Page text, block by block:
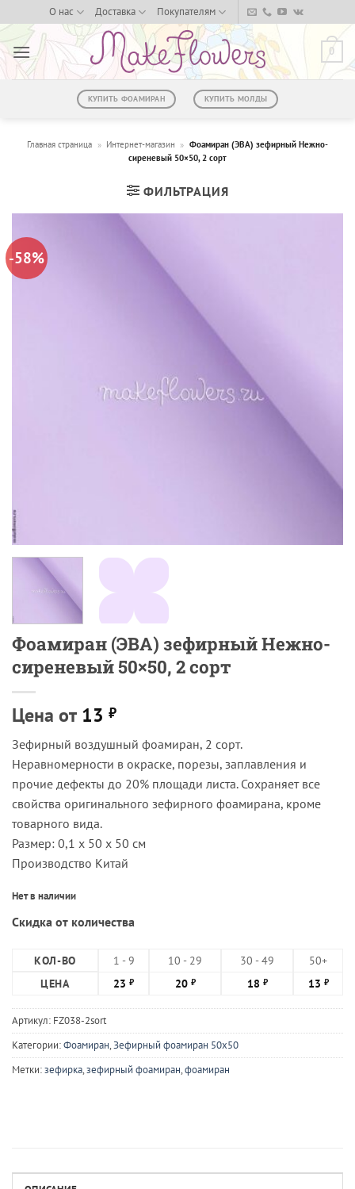
to
content
О нас Доставка Покупателям
0
КУПИТЬ ФОАМИРАН КУПИТЬ МОЛДЫ
Главная страница » Интернет-магазин » Фоамиран (ЭВА) зефирный Нежно-
сиреневый 50×50, 2 сорт
ФИЛЬТРАЦИЯ
-58%
Фоамиран (ЭВА) зефирный Нежно-
сиреневый 50×50, 2 сорт
Цена от 13 ₽
Зефирный воздушный фоамиран, 2 сорт.
Неравномерности в окраске, порезы, заплавления и
прочие дефекты до 20% площади листа. Сохраняет все
свойства оригинального зефирного фоамирана, кроме
товарного вида.
Размер: 0,1 х 50 х 50 см
Производство Китай
Нет в наличии
Скидка от количества
КОЛ-ВО 1 - 9 10 - 29 30 - 49
50+
ЦЕНА
23 ₽ 20 ₽ 18 ₽ 13 ₽
Артикул: FZ038-2sort
Категории:Фоамиран,Зефирный фоамиран 50х50
Метки:зефирка,зефирный фоамиран,фоамиран